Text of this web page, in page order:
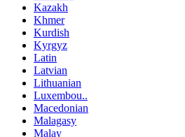
Kazakh
Khmer
Kurdish
Kyrgyz
Latin
Latvian
Lithuanian
Luxembou..
Macedonian
Malagasy
Malay